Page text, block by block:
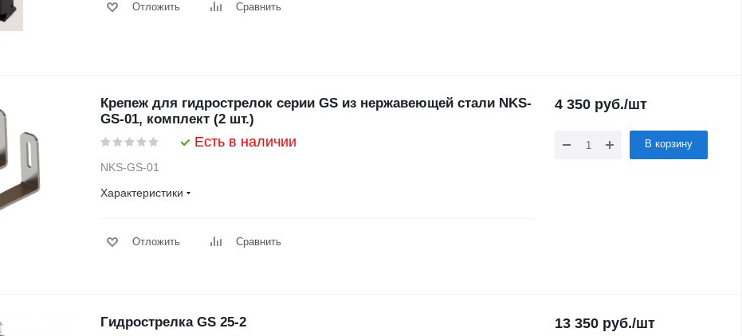
Отложить Сравнить
Крепеж для гидрострелок серии GS из нержавеющей стали NKS-
GS-01, комплект (2 шт.)
Есть в наличии
NKS-GS-01
Характеристики
Отложить Сравнить
4 350 руб./шт
В корзину
Гидрострелка GS 25-2 13 350 руб./шт